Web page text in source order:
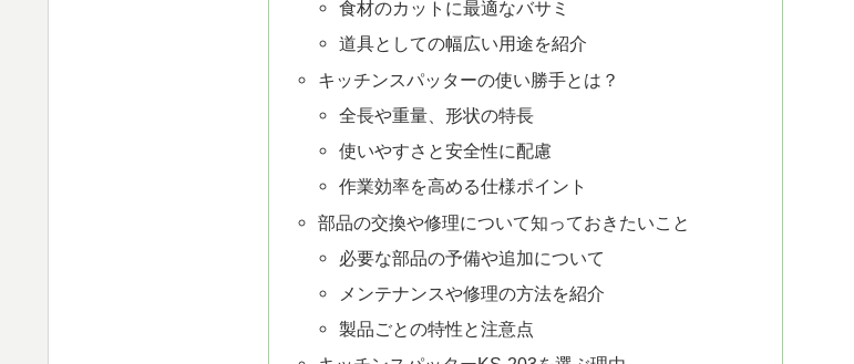
食材のカットに最適なバサミ
道具としての幅広い用途を紹介
キッチンスパッターの使い勝手とは？
全長や重量、形状の特長
使いやすさと安全性に配慮
作業効率を高める仕様ポイント
部品の交換や修理について知っておきたいこと
必要な部品の予備や追加について
メンテナンスや修理の方法を紹介
製品ごとの特性と注意点